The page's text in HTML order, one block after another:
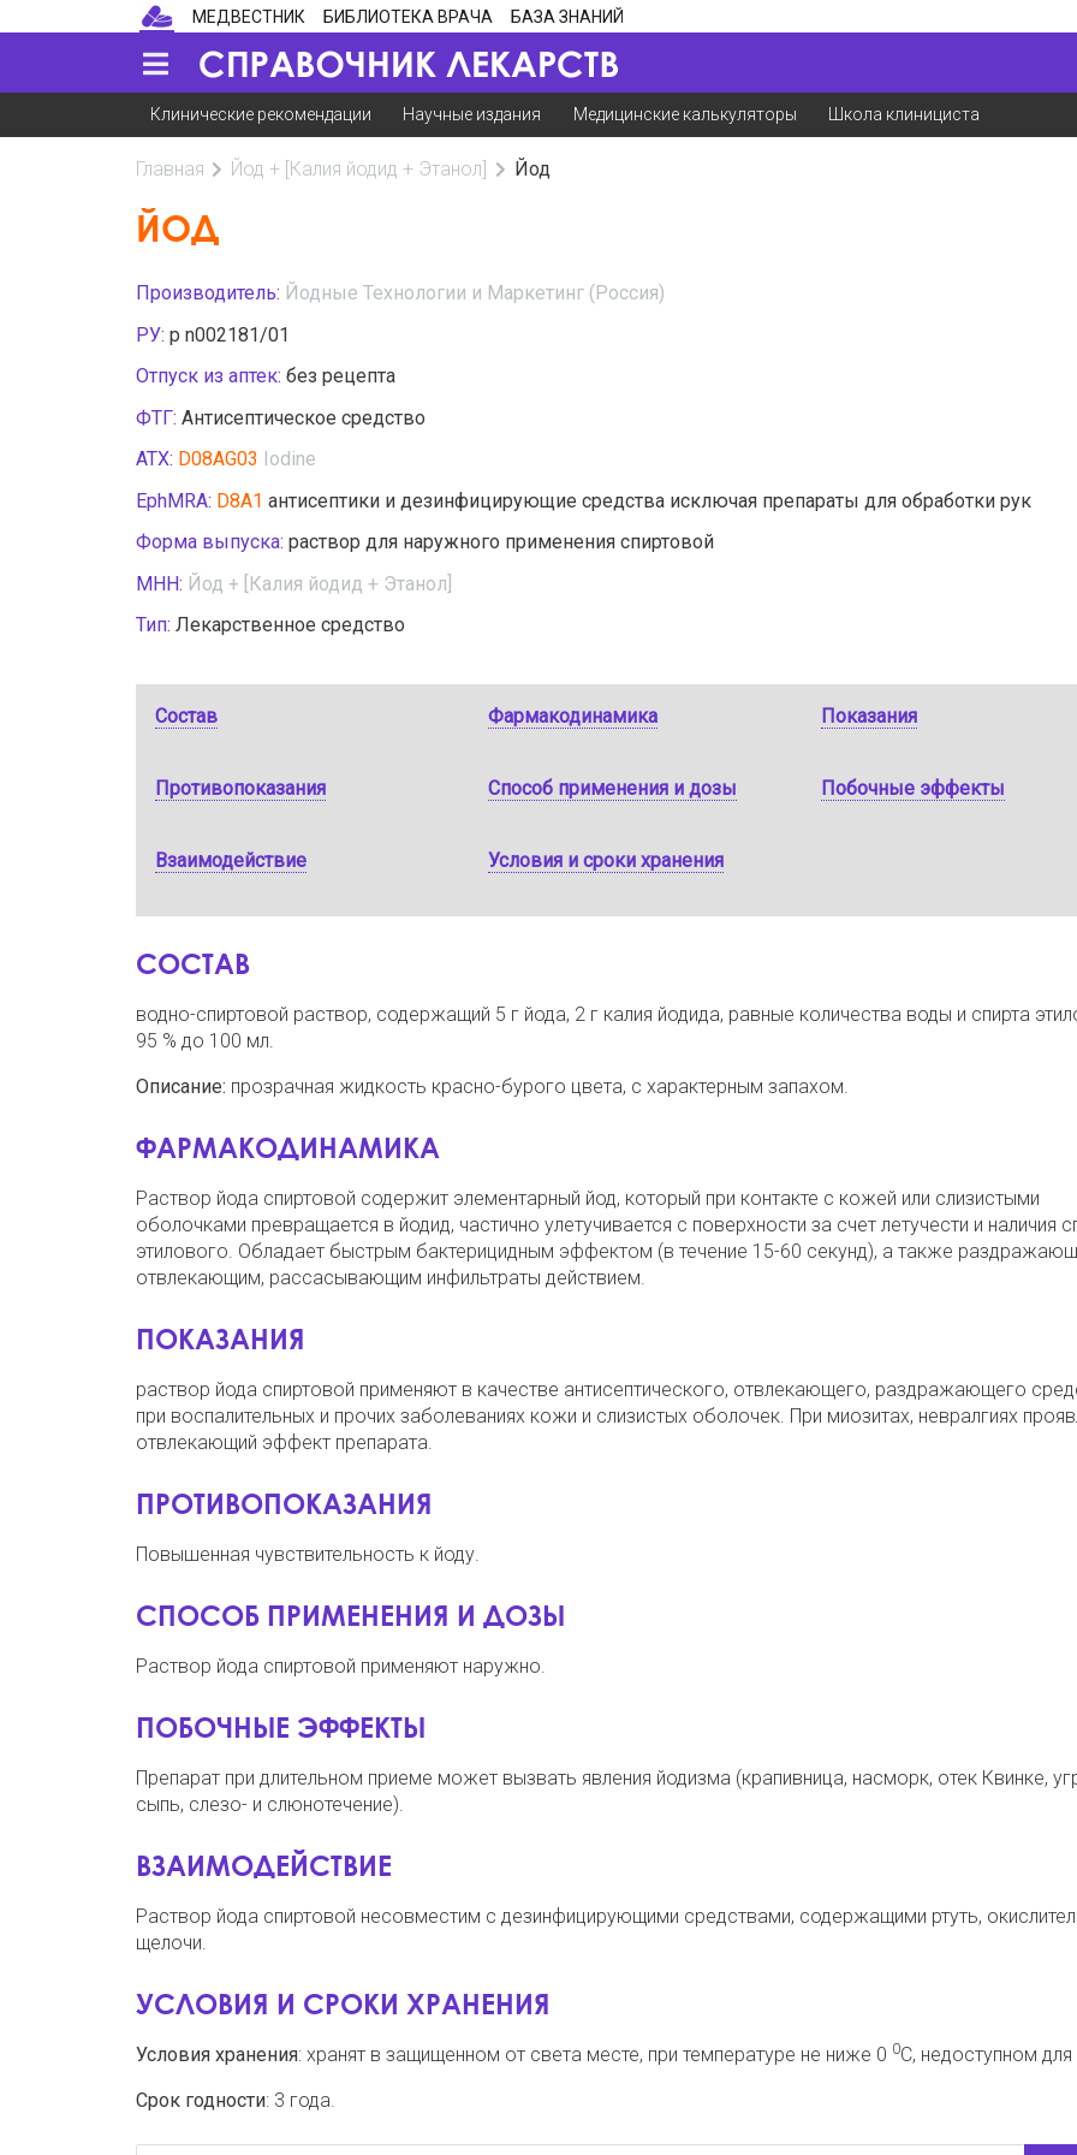
МЕДВЕСТНИК БИБЛИОТЕКА ВРАЧА БАЗА ЗНАНИЙ
Клинические рекомендации Научные издания Медицинские калькуляторы Школа клинициста
Главная Йод + [Калия йодид + Этанол] Йод
ЙОД
Производитель: Йодные Технологии и Маркетинг (Россия)
РУ: р n002181/01
Отпуск из аптек: без рецепта
ФТГ: Антисептическое средство
АТХ: D08AG03
Iodine
EphMRA: D8A1 антисептики и дезинфицирующие средства исключая препараты для обработки рук
Форма выпуска: раствор для наружного применения спиртовой
МНН: Йод + [Калия йодид + Этанол]
Тип: Лекарственное средство
Состав Фармакодинамика Показания
Противопоказания Способ применения и дозы Побочные эффекты
Взаимодействие Условия и сроки хранения
СОСТАВ
водно-спиртовой раствор, содержащий 5 г йода, 2 г калия йодида, равные количества воды и спирта
95 % до 100 мл.
Описание: прозрачная жидкость красно-бурого цвета, с характерным запахом.
ФАРМАКОДИНАМИКА
Раствор йода спиртовой содержит элементарный йод, который при контакте с кожей или слизистыми
оболочками превращается в йодид, частично улетучивается с поверхности за счет летучести и наличия
этилового. Обладает быстрым бактерицидным эффектом (в течение 15-60 секунд), а также
отвлекающим, рассасывающим инфильтраты действием.
ПОКАЗАНИЯ
раствор йода спиртовой применяют в качестве антисептического, отвлекающего, раздражающего
при воспалительных и прочих заболеваниях кожи и слизистых оболочек. При миозитах, невралгиях
отвлекающий эффект препарата.
ПРОТИВОПОКАЗАНИЯ
Повышенная чувствительность к йоду.
СПОСОБ ПРИМЕНЕНИЯ И ДОЗЫ
Раствор йода спиртовой применяют наружно.
ПОБОЧНЫЕ ЭФФЕКТЫ
Препарат при длительном приеме может вызвать явления йодизма (крапивница, насморк, отек Квинке,
сыпь, слезо- и слюнотечение).
ВЗАИМОДЕЙСТВИЕ
Раствор йода спиртовой несовместим с дезинфицирующими средствами, содержащими ртуть,
щелочи.
УСЛОВИЯ И СРОКИ ХРАНЕНИЯ
Условия хранения: хранят в защищенном от света месте, при температуре не ниже 0 0С, недоступном для
Срок годности: 3 года.